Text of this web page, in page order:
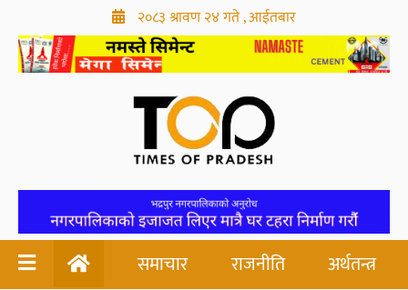
२०८३ श्रावण २४ गते , आईतबार
समाचार राजनीति अर्थतन्त्र